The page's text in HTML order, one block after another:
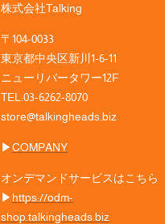
株式会社Talking
〒104-0033
東京都中央区新川1-6-11
ニューリバータワー12F
TEL:03-6262-8070
store@talkingheads.biz
▶︎COMPANY
オンデマンドサービスはこちら
▶︎ https://odm-
shop.talkingheads.biz